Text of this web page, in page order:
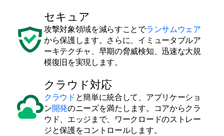
セキュア
攻撃対象領域を減らすことでランサムウェア
から保護します。さらに、イミュータブルア
ーキテクチャ、早期の脅威検知、迅速な大規
模復旧を実現します。
クラウド対応
クラウドと簡単に統合して、アプリケーショ
ン開発のニーズを満たします。コアからクラ
ウド、エッジまで、ワークロードのストレー
ジと保護をコントロールします。